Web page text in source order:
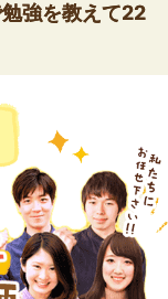
強を教えて22